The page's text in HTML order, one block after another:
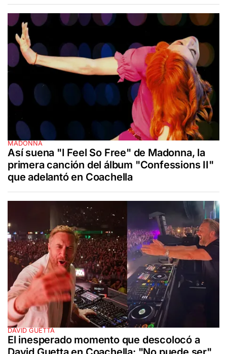
MADONNA
Así suena "I Feel So Free" de Madonna, la
primera canción del álbum "Confessions II"
que adelantó en Coachella
DAVID GUETTA
El inesperado momento que descolocó a